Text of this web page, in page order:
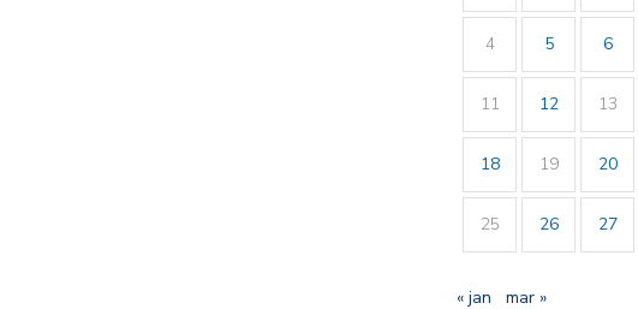
4 5 6
11 12 13
18 19 20
25 26 27
« jan mar »